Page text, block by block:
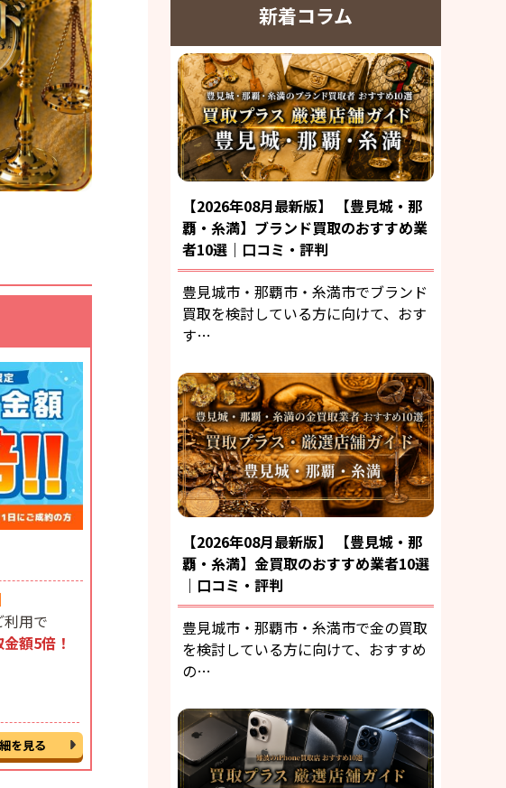
用で
金額5倍！
を見る
新着コラム
【2026年08月最新版】 【豊見城・那
覇・糸満】ブランド買取のおすすめ業
者10選｜口コミ・評判
豊見城市・那覇市・糸満市でブランド
買取を検討している方に向けて、おす
す…
【2026年08月最新版】 【豊見城・那
覇・糸満】金買取のおすすめ業者10選
｜口コミ・評判
豊見城市・那覇市・糸満市で金の買取
を検討している方に向けて、おすすめ
の…